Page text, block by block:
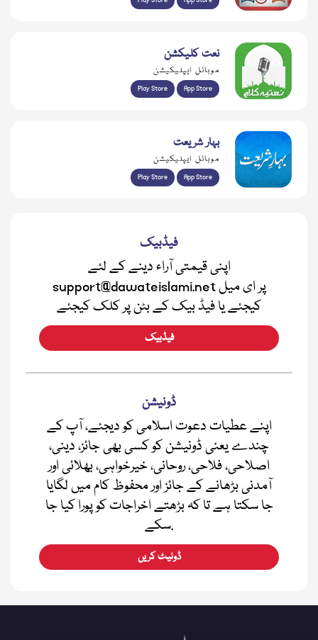
نعت کلیکشن
موبائل ایپلیکیشن
Play Store App Store
بہار شریعت
موبائل ایپلیکیشن
Play Store App Store
فیڈبیک
اپنی قیمتی آراء دینے کے لئے
support@dawateislami.net پر ای میل
کیجئے یا فیڈ بیک کے بٹن پر کلک کیجئے
فیڈبیک
ڈونیشن
اپنے عطیات دعوت اسلامی کو دیجئے، آپ کے
چندے یعنی ڈونیشن کو کسی بھی جائز، دینی،
اصلاحی، فلاحی، روحانی، خیرخواہی، بھلائی اور
آمدنی بڑھانے کے جائز اور محفوظ کام میں لگایا
جا سکتا ہے تا کہ بڑھتے اخراجات کو پورا کیا جا
سکے.
ڈونیٹ کریں